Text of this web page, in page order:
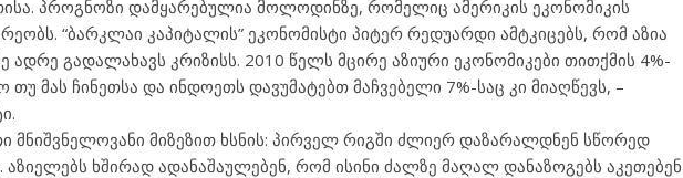
პროგნოზი დამყარებულია მოლოდინზე, რომელიც ამერიკის ეკონომიკის
“ბარკლაი კაპიტალის” ეკონომისტი პიტერ რედუარდი ამტკიცებს, რომ აზია
ადრე გადალახავს კრიზისს. 2010 წელს მცირე აზიური ეკონომიკები თითქმის 4%-
მას ჩინეთსა და ინდოეთს დავუმატებთ მაჩვებელი 7%-საც კი მიაღწევს, –
მნიშვნელოვანი მიზეზით ხსნის: პირველ რიგში ძლიერ დაზარალდნენ სწორედ
აზიელებს ხშირად ადანაშაულებენ, რომ ისინი ძალზე მაღალ დანაზოგებს აკეთებენ